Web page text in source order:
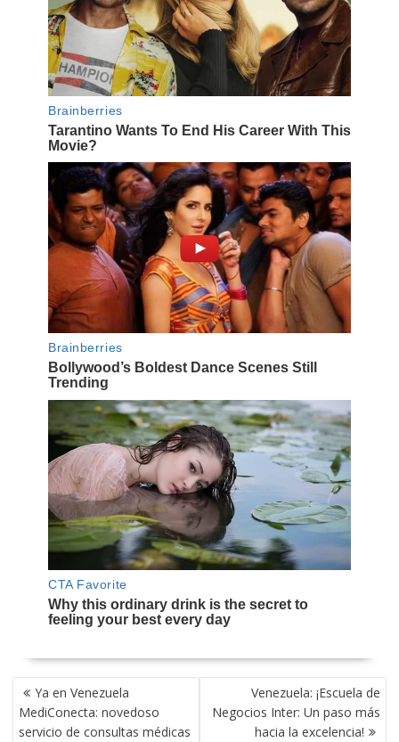
NAVEGACIÓN
DE
ENTRADAS
Ya en Venezuela
MediConecta: novedoso
servicio de consultas médicas
Venezuela: ¡Escuela de
Negocios Inter: Un paso más
hacia la excelencia!